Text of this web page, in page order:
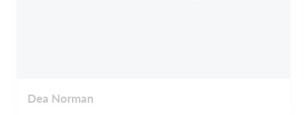
Dea Norman